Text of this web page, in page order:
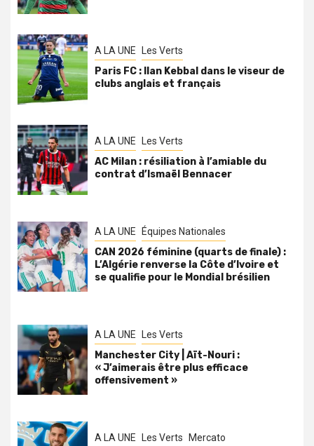
A LA UNE Les Verts
Paris FC : Ilan Kebbal dans le viseur de
clubs anglais et français
A LA UNE Les Verts
AC Milan : résiliation à l’amiable du
contrat d’Ismaël Bennacer
A LA UNE Équipes Nationales
CAN 2026 féminine (quarts de finale) :
L’Algérie renverse la Côte d’Ivoire et
se qualifie pour le Mondial brésilien
A LA UNE Les Verts
Manchester City | Aït-Nouri :
« J’aimerais être plus efficace
offensivement »
A LA UNE Les Verts Mercato